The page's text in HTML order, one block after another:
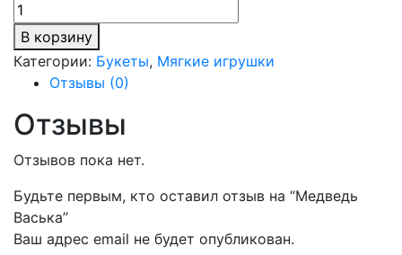
В корзину
Категории: Букеты, Мягкие игрушки
Отзывы (0)
Отзывы
Отзывов пока нет.
Будьте первым, кто оставил отзыв на “Медведь
Васька”
Ваш адрес email не будет опубликован.